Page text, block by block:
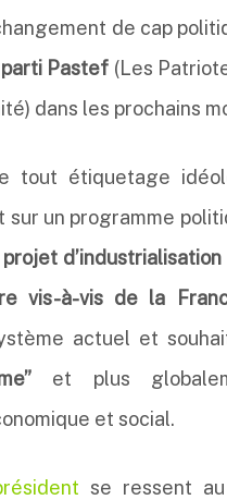
de cap
parti Pastef (Les
dans les prochains
tout étiquetage
sur un programme
d’industrialisation
vis-à-vis de la
actuel et
et plus
et social.
se ressent